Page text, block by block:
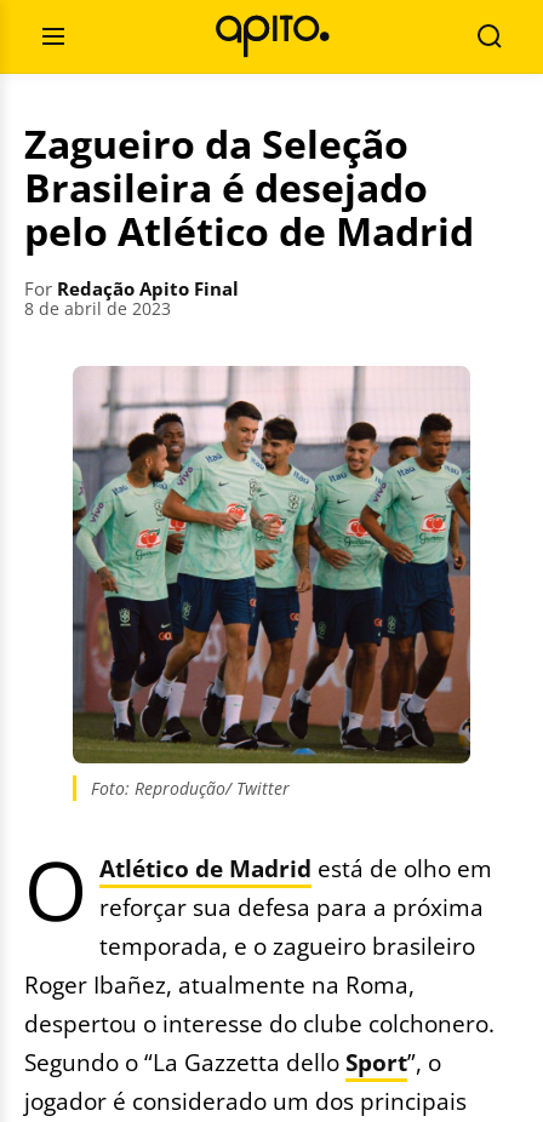
contentOpen
Menu
for:
Zagueiro da Seleção
Brasileira é desejado
pelo Atlético de Madrid
For Redação Apito Final
8 de abril de 2023
Foto: Reprodução/ Twitter
O Atlético de Madrid está de olho em
reforçar sua defesa para a próxima
temporada, e o zagueiro brasileiro
Roger Ibañez, atualmente na Roma,
despertou o interesse do clube colchonero.
Segundo o “La Gazzetta delloSport”, o
jogador é considerado um dos principais